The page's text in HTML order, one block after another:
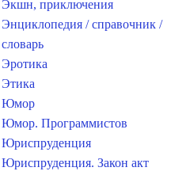
Экшн, приключения
Энциклопедия / справочник /
словарь
Эротика
Этика
Юмор
Юмор. Программистов
Юриспруденция
Юриспруденция. Закон акт